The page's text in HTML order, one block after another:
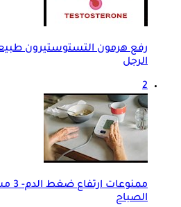
الرجل
2
الصباح